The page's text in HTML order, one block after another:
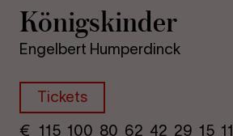
Königskinder
Engelbert Humperdinck
Tickets
€ ​ 115 100 80​ 62 42 29​ 15 11